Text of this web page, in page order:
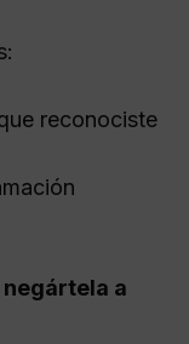
reconociste
negártela a